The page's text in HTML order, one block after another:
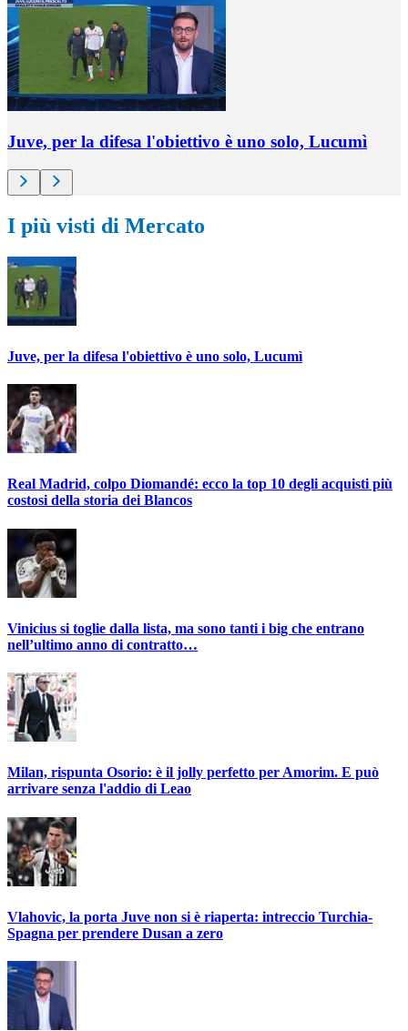
Juve, per la difesa l'obiettivo è uno solo, Lucumì
I più visti di Mercato
Juve, per la difesa l'obiettivo è uno solo, Lucumì
Real Madrid, colpo Diomandé: ecco la top 10 degli acquisti più
costosi della storia dei Blancos
Vinicius si toglie dalla lista, ma sono tanti i big che entrano
nell’ultimo anno di contratto…
Milan, rispunta Osorio: è il jolly perfetto per Amorim. E può
arrivare senza l'addio di Leao
Vlahovic, la porta Juve non si è riaperta: intreccio Turchia-
Spagna per prendere Dusan a zero